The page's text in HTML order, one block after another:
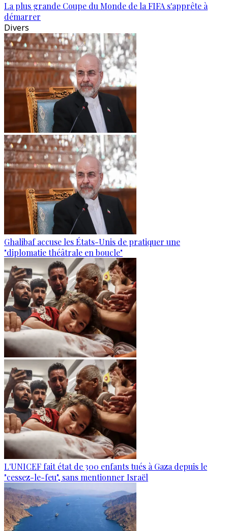
La plus grande Coupe du Monde de la FIFA s'apprête à
démarrer
Divers
Ghalibaf accuse les États-Unis de pratiquer une
"diplomatie théâtrale en boucle"
L'UNICEF fait état de 300 enfants tués à Gaza depuis le
"cessez-le-feu", sans mentionner Israël